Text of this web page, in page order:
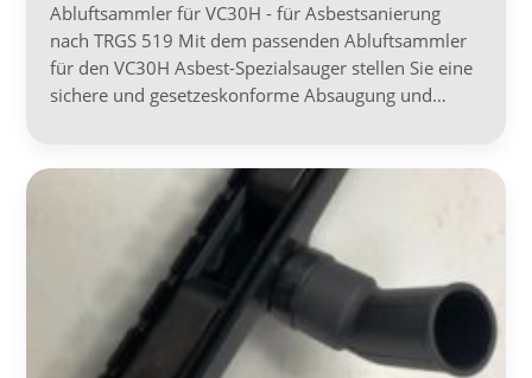
Abluftsammler für VC30H - für Asbestsanierung
nach TRGS 519 Mit dem passenden Abluftsammler
für den VC30H Asbest-Spezialsauger stellen Sie eine
sichere und gesetzeskonforme Absaugung und…